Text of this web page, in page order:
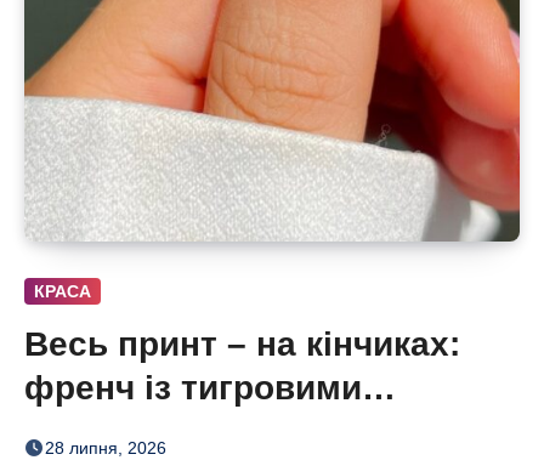
КРАСА
Весь принт – на кінчиках:
френч із тигровими
смугами, квітами і хвилями
28 липня, 2026